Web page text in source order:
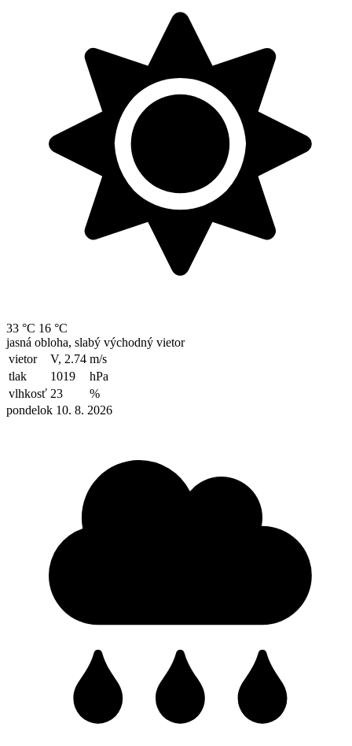
33 °C 16 °C
jasná obloha, slabý východný vietor
vietor
V, 2.74 m/s
tlak
1019
hPa
vlhkosť 23
%
pondelok 10. 8. 2026